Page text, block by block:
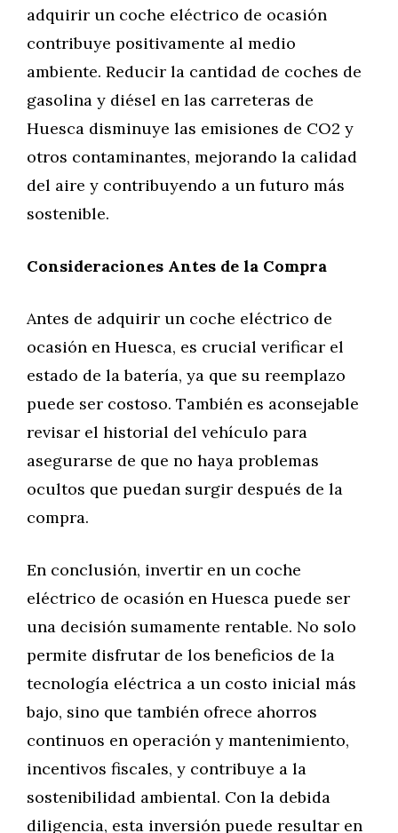
adquirir un coche eléctrico de ocasión
contribuye positivamente al medio
ambiente. Reducir la cantidad de coches de
gasolina y diésel en las carreteras de
Huesca disminuye las emisiones de CO2 y
otros contaminantes, mejorando la calidad
del aire y contribuyendo a un futuro más
sostenible.
Consideraciones Antes de la Compra
Antes de adquirir un coche eléctrico de
ocasión en Huesca, es crucial verificar el
estado de la batería, ya que su reemplazo
puede ser costoso. También es aconsejable
revisar el historial del vehículo para
asegurarse de que no haya problemas
ocultos que puedan surgir después de la
compra.
En conclusión, invertir en un coche
eléctrico de ocasión en Huesca puede ser
una decisión sumamente rentable. No solo
permite disfrutar de los beneficios de la
tecnología eléctrica a un costo inicial más
bajo, sino que también ofrece ahorros
continuos en operación y mantenimiento,
incentivos fiscales, y contribuye a la
sostenibilidad ambiental. Con la debida
diligencia, esta inversión puede resultar en